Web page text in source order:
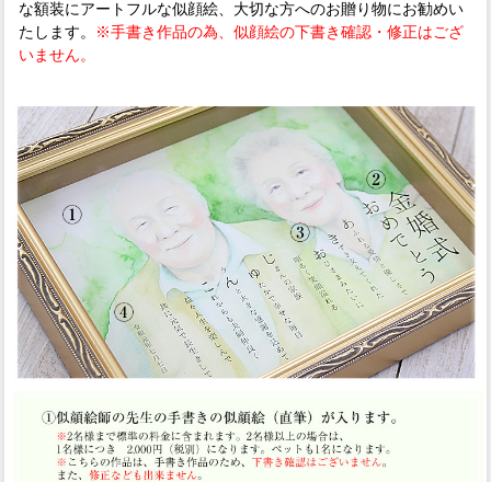
な額装にアートフルな似顔絵、大切な方へのお贈り物にお勧めい
たします。
※手書き作品の為、似顔絵の下書き確認・修正はござ
いません。